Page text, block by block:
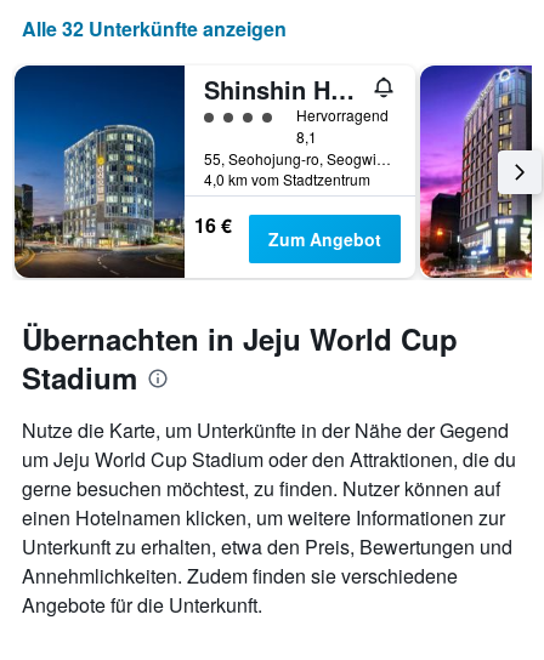
Alle 32 Unterkünfte anzeigen
Shinshin Hotel Jeju World Cup
Bewertungskategorie 4
Hervorragend
8,1
55, Seohojung-ro, Seogwipo, Südkorea
4,0 km vom Stadtzentrum
16 € Zum Angebot
Übernachten in Jeju World Cup
Stadium
Nutze die Karte, um Unterkünfte in der Nähe der Gegend
um Jeju World Cup Stadium oder den Attraktionen, die du
gerne besuchen möchtest, zu finden. Nutzer können auf
einen Hotelnamen klicken, um weitere Informationen zur
Unterkunft zu erhalten, etwa den Preis, Bewertungen und
Annehmlichkeiten. Zudem finden sie verschiedene
Angebote für die Unterkunft.